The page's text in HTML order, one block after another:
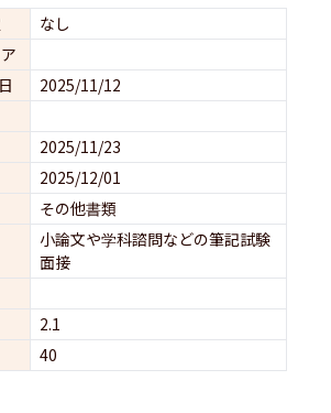
なし
2025/11/12
2025/11/23
2025/12/01
その他書類
小論文や学科諮問などの筆記試験
面接
2.1
40